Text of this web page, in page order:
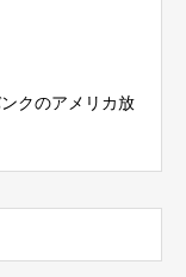
クのアメリカ放